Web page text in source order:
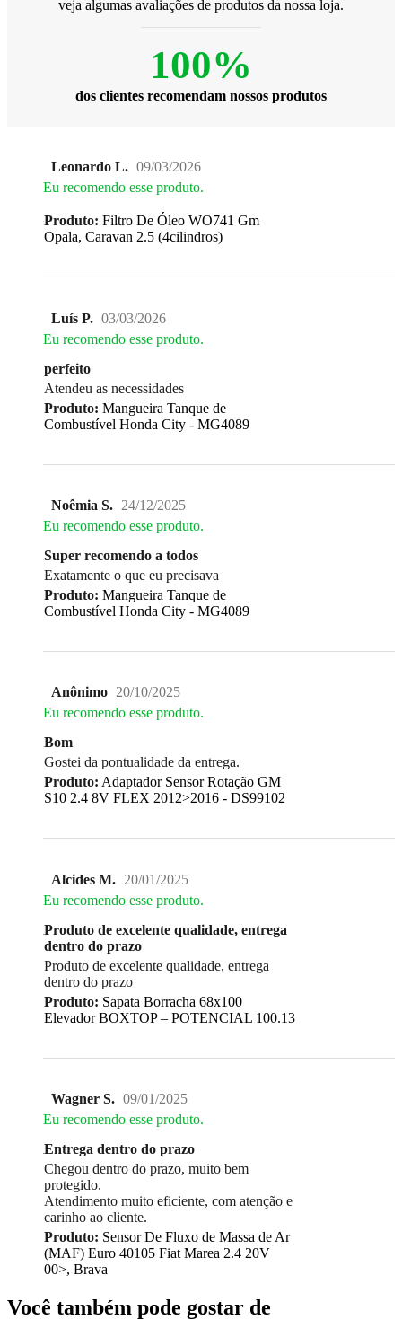
veja algumas avaliações de produtos da nossa loja.
100%
dos clientes recomendam nossos produtos
Leonardo L. 09/03/2026
Eu recomendo esse produto.
Produto: Filtro De Óleo WO741 Gm
Opala, Caravan 2.5 (4cilindros)
Luís P. 03/03/2026
Eu recomendo esse produto.
perfeito
Atendeu as necessidades
Produto: Mangueira Tanque de
Combustível Honda City - MG4089
Noêmia S. 24/12/2025
Eu recomendo esse produto.
Super recomendo a todos
Exatamente o que eu precisava
Produto: Mangueira Tanque de
Combustível Honda City - MG4089
Anônimo 20/10/2025
Eu recomendo esse produto.
Bom
Gostei da pontualidade da entrega.
Produto: Adaptador Sensor Rotação GM
S10 2.4 8V FLEX 2012>2016 - DS99102
Alcides M. 20/01/2025
Eu recomendo esse produto.
Produto de excelente qualidade, entrega
dentro do prazo
Produto de excelente qualidade, entrega
dentro do prazo
Produto: Sapata Borracha 68x100
Elevador BOXTOP – POTENCIAL 100.13
Wagner S. 09/01/2025
Eu recomendo esse produto.
Entrega dentro do prazo
Chegou dentro do prazo, muito bem
protegido.
Atendimento muito eficiente, com atenção e
carinho ao cliente.
Produto: Sensor De Fluxo de Massa de Ar
(MAF) Euro 40105 Fiat Marea 2.4 20V
00>, Brava
Você também pode gostar de